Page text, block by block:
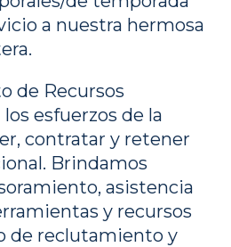
a nuestra hermosa
de Recursos
esfuerzos de la
contratar y retener
Brindamos
asistencia
y recursos
de reclutamiento y